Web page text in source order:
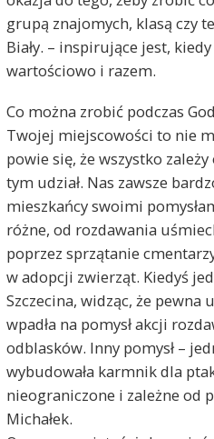
grupą znajomych, klasą czy
Biały. – inspirujące jest,
wartościowo i razem.
Co można zrobić podczas
Twojej miejscowości to nie
powie się, że wszystko
tym udział. Nas zawsze
mieszkańcy swoimi
różne, od rozdawania
poprzez sprzątanie
w adopcji zwierząt. Kiedyś
Szczecina, widząc, że
wpadła na pomysł akcji
odblasków. Inny pomysł –
wybudowała karmnik dla
nieograniczone i zależne od
Michałek.